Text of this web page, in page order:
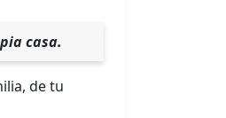
casa.
de tu